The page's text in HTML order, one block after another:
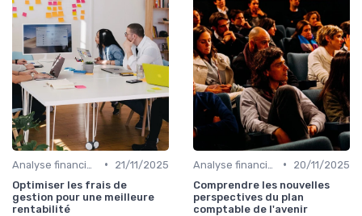
•
21/11/2025
Optimiser les frais de
gestion pour une meilleure
rentabilité
•
20/11/2025
Comprendre les nouvelles
perspectives du plan
comptable de l'avenir